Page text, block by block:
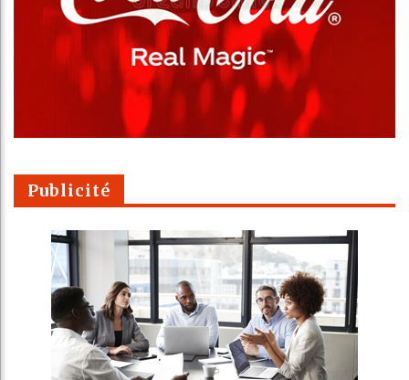
Publicité